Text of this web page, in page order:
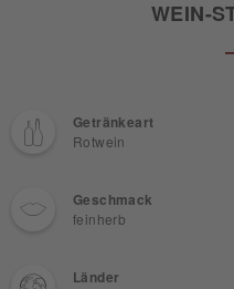
WEIN-
Getränkeart
Rotwein
Geschmack
feinherb
Länder